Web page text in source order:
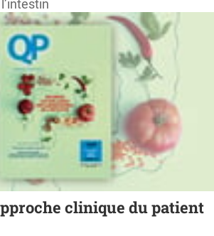
clinique du patient